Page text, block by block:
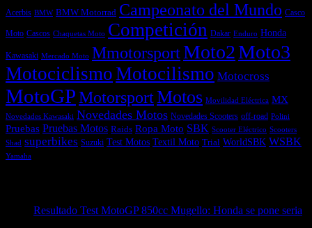
Acerbis BMW BMW Motorrad Campeonato del Mundo Casco
Moto Cascos Chaquetas Moto Competición Dakar Enduro Honda
Kawasaki Mercado Moto MmotorsportMoto2Moto3
MotociclismoMotocilismo Motocross
MotoGPMotorsportMotos Movilidad Eléctrica MX
Novedades Kawasaki Novedades Motos Novedades Scooters off-road Polini
Pruebas Pruebas Motos Raids Ropa Moto SBK Scooter Eléctrico Scooters
Shad superbikes Suzuki Test Motos Textil Moto Trial WorldSBK WSBK
Yamaha
Resultado Test MotoGP 850cc Mugello: Honda se pone seria